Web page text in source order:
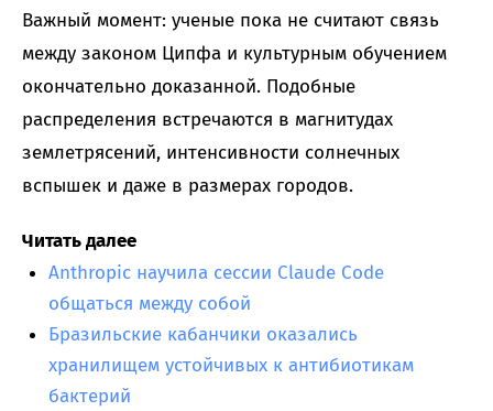
Важный момент: ученые пока не считают связь
между законом Ципфа и культурным обучением
окончательно доказанной. Подобные
распределения встречаются в магнитудах
землетрясений, интенсивности солнечных
вспышек и даже в размерах городов.
Читать далее
Anthropic научила сессии Claude Code
общаться между собой
Бразильские кабанчики оказались
хранилищем устойчивых к антибиотикам
бактерий